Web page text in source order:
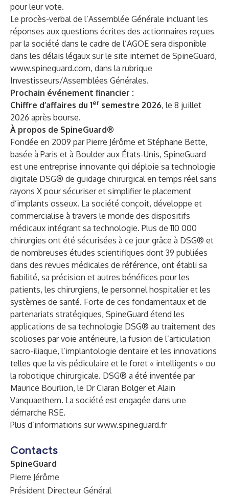
pour leur vote.
Le procès-verbal de l’Assemblée Générale incluant les
réponses aux questions écrites des actionnaires reçues
par la société dans le cadre de l’AGOE sera disponible
dans les délais légaux sur le site internet de SpineGuard,
www.spineguard.com, dans la rubrique
Investisseurs/Assemblées Générales.
Prochain événement financier :
Chiffre d’affaires du 1er semestre 2026, le 8 juillet
2026 après bourse.
À propos de SpineGuard®
Fondée en 2009 par Pierre Jérôme et Stéphane Bette,
basée à Paris et à Boulder aux États-Unis, SpineGuard
est une entreprise innovante qui déploie sa technologie
digitale DSG® de guidage chirurgical en temps réel sans
rayons X pour sécuriser et simplifier le placement
d’implants osseux. La société conçoit, développe et
commercialise à travers le monde des dispositifs
médicaux intégrant sa technologie. Plus de 110 000
chirurgies ont été sécurisées à ce jour grâce à DSG® et
de nombreuses études scientifiques dont 39 publiées
dans des revues médicales de référence, ont établi sa
fiabilité, sa précision et autres bénéfices pour les
patients, les chirurgiens, le personnel hospitalier et les
systèmes de santé. Forte de ces fondamentaux et de
partenariats stratégiques, SpineGuard étend les
applications de sa technologie DSG® au traitement des
scolioses par voie antérieure, la fusion de l’articulation
sacro-iliaque, l’implantologie dentaire et les innovations
telles que la vis pédiculaire et le foret « intelligents » ou
la robotique chirurgicale. DSG® a été inventée par
Maurice Bourlion, le Dr Ciaran Bolger et Alain
Vanquaethem. La société est engagée dans une
démarche RSE.
Plus d’informations surwww.spineguard.fr
Contacts
SpineGuard
Pierre Jérôme
Président Directeur Général